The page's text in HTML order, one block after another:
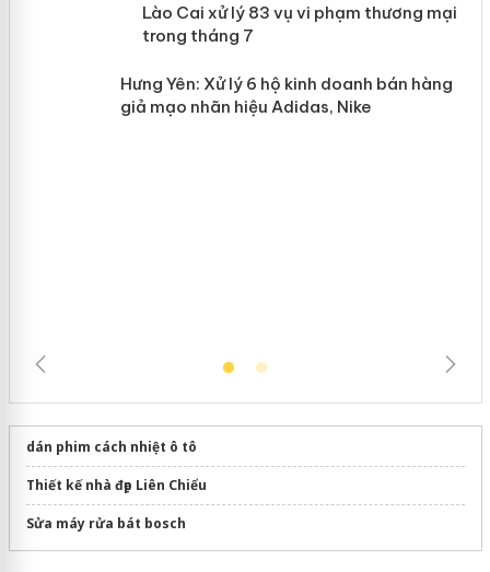
Lào Cai xử lý 83 vụ vi phạm thương
mại trong tháng 7
dán phim cách nhiệt ô tô
Thiết kế nhà đẹp Liên Chiểu
Sửa máy rửa bát bosch